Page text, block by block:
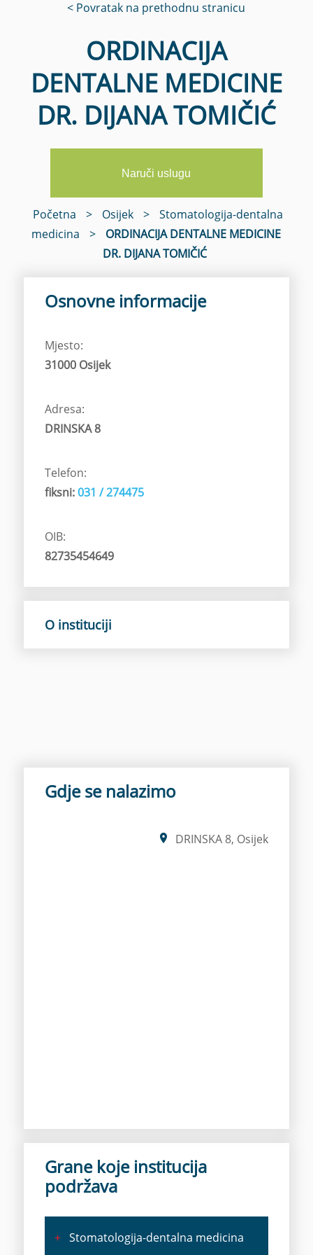
< Povratak na prethodnu stranicu
ORDINACIJA
DENTALNE MEDICINE
DR. DIJANA TOMIČIĆ
Naruči uslugu
Početna > Osijek >
Stomatologija-dentalna
medicina
>
ORDINACIJA DENTALNE MEDICINE
DR. DIJANA TOMIČIĆ
O instituciji
Grane koje institucija
podržava
+ Stomatologija-dentalna medicina
Gdje se nalazimo
DRINSKA 8, Osijek
Osnovne informacije
Mjesto:
31000 Osijek
Adresa:
DRINSKA 8
Telefon:
fiksni:031 / 274475
OIB:
82735454649